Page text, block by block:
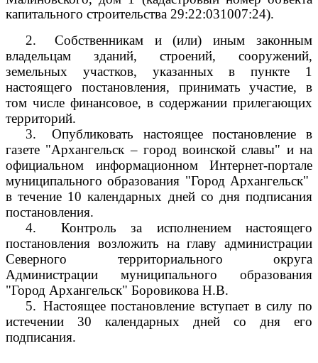
капитального строительства 29:22:031007:24).
2.
Собственникам и (или) иным законным
владельцам зданий, строений, сооружений,
земельных участков, указанных в пункте 1
настоящего постановления, принимать участие, в
том числе финансовое, в содержании прилегающих
территорий.
3.
Опубликовать настоящее постановление в
газете "Архангельск – город воинской славы" и на
официальном информационном Интернет-портале
муниципального образования "Город Архангельск"
в течение 10 календарных дней со дня подписания
постановления.
4.
Контроль за исполнением настоящего
постановления возложить на главу администрации
Северного территориального округа
Администрации муниципального образования
"Город Архангельск" Боровикова Н.В.
5. Настоящее постановление вступает в силу по
истечении 30 календарных дней со дня его
подписания.